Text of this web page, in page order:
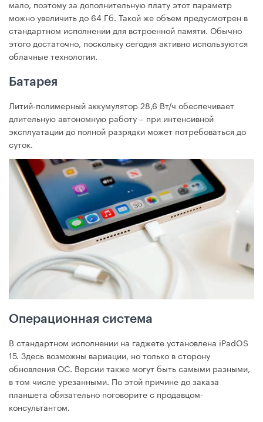
мало, поэтому за дополнительную плату этот параметр
можно увеличить до 64 Гб. Такой же объем предусмотрен в
стандартном исполнении для встроенной памяти. Обычно
этого достаточно, поскольку сегодня активно используются
облачные технологии.
Батарея
Литий-полимерный аккумулятор 28,6 Вт/ч обеспечивает
длительную автономную работу – при интенсивной
эксплуатации до полной разрядки может потребоваться до
суток.
Операционная система
В стандартном исполнении на гаджете установлена iPadOS
15. Здесь возможны вариации, но только в сторону
обновления ОС. Версии также могут быть самыми разными,
в том числе урезанными. По этой причине до заказа
планшета обязательно поговорите с продавцом-
консультантом.